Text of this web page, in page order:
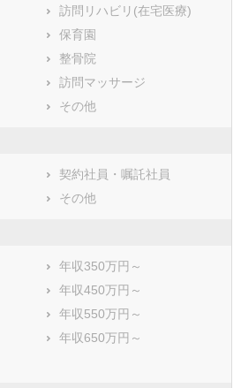
柴田郡大河原町
柴田郡柴田町
伊具郡丸森町
亘理郡山元町
宮城郡七ヶ浜町
加美郡加美町
遠田郡美里町
訪問リハビリ(在宅医療)
保育園
整骨院
訪問マッサージ
その他
契約社員・嘱託社員
その他
年収350万円～
年収450万円～
年収550万円～
年収650万円～